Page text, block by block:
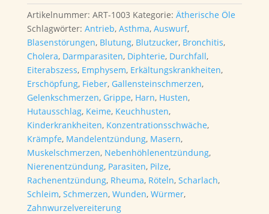
Artikelnummer: ART-1003 Kategorie: Ätherische Öle
Schlagwörter: Antrieb, Asthma, Auswurf,
Blasenstörungen, Blutung, Blutzucker, Bronchitis,
Cholera, Darmparasiten, Diphterie, Durchfall,
Eiterabszess, Emphysem, Erkältungskrankheiten,
Erschöpfung, Fieber, Gallensteinschmerzen,
Gelenkschmerzen, Grippe, Harn, Husten,
Hutausschlag, Keime, Keuchhusten,
Kinderkrankheiten, Konzentrationsschwäche,
Krämpfe, Mandelentzündung, Masern,
Muskelschmerzen, Nebenhöhlenentzündung,
Nierenentzündung, Parasiten, Pilze,
Rachenentzündung, Rheuma, Röteln, Scharlach,
Schleim, Schmerzen, Wunden, Würmer,
Zahnwurzelvereiterung